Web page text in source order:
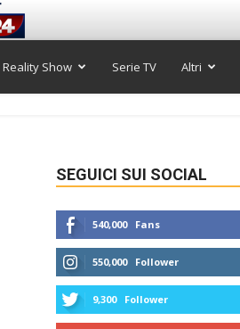
Reality Show Serie TV Altri
SEGUICI SUI SOCIAL
540,000 Fans
550,000 Follower
9,300 Follower